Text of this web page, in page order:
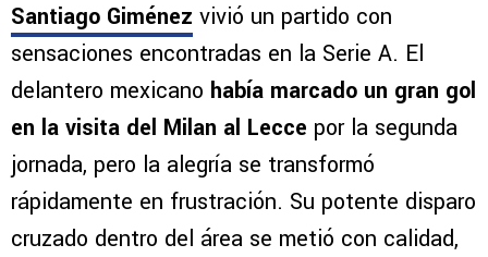
Santiago Giménez vivió un partido con
sensaciones encontradas en la Serie A. El
delantero mexicano había marcado un gran gol
en la visita del Milan al Lecce por la segunda
jornada, pero la alegría se transformó
rápidamente en frustración. Su potente disparo
cruzado dentro del área se metió con calidad,